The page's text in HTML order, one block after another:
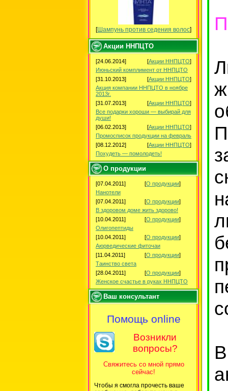
[Шампунь против седения волос]
Акции ННПЦТО
[24.06.2014] [Акции ННПЦТО]
Июньский комплимент от ННПЦТО
[31.10.2013]
[Акции ННПЦТО]
Акция компании ННПЦТО в ноябре
2013г.
[31.07.2013]
[Акции ННПЦТО]
Все подарки хороши — выбирай для
души!
[06.02.2013]
[Акции ННПЦТО]
Промосписок продукции на февраль
[08.12.2012]
[Акции ННПЦТО]
Похудеть — помолодеть!
О продукции
[07.04.2011] [О продукции]
Нанотели
[07.04.2011]
[О продукции]
В здоровом доме жить здорово!
[10.04.2011]
[О продукции]
Олигопептиды
[10.04.2011]
[О продукции]
Аюрведические фиточаи
[11.04.2011]
[О продукции]
Таинство света
[28.04.2011]
[О продукции]
Женское счастье в руках ННПЦТО
Ваш консультант
Помощь online
Возникли
вопросы?
Свяжитесь со мной прямо
сейчас!
Чтобы я смогла прочесть ваше